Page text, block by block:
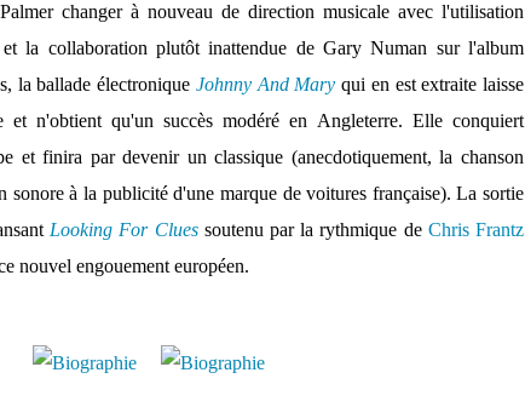
changer à nouveau de direction musicale avec l'utilisation
et la collaboration plutôt inattendue de Gary Numan sur l'album
la ballade électronique Johnny And Mary qui en est extraite laisse
et n'obtient qu'un succès modéré en Angleterre. Elle conquiert
et finira par devenir un classique (anecdotiquement, la chanson
sonore à la publicité d'une marque de voitures française). La sortie
Looking For Cluessoutenu par la rythmique de Chris Frantz
nouvel engouement européen.